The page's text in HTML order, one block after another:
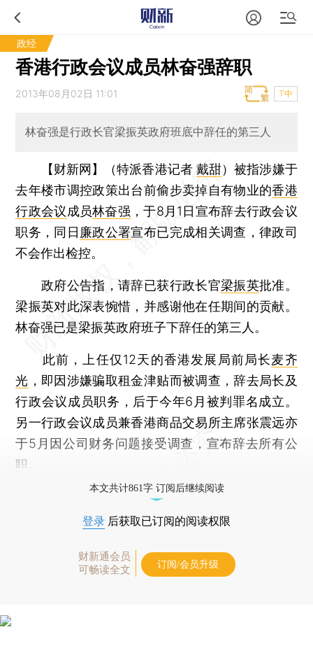
政经
香港行政会议成员林奋强辞职
2013年08月02日 11:01 T中
林奋强是行政长官梁振英政府班底中辞任的第三人
【财新网】（特派香港记者 戴甜）被指涉嫌于
去年楼市调控政策出台前偷步卖掉自有物业的香港
行政会议 成员林奋强 ，于8月1日宣布辞去行政会议
职务，同日 廉政公署宣布已完成相关调查，律政司
不会作出检控。
政府公告指，请辞已获行政长官梁振英批准。
梁振英对此深表惋惜，并感谢他在任期间的贡献。
林奋强已是梁振英政府班子下辞任的第三人。
此前，上任仅12天的香港发展局前局长麦齐
光 ，即因涉嫌骗取租金津贴而被调查，辞去局长及
行政会议成员职务，后于今年6月被判罪名成立。
另一行政会议成员兼香港商品交易所主席张震远亦
于5月因公司财务问题接受调查，宣布辞去所有公
职。
本文共计861字 订阅后继续阅读
登录 后获取已订阅的阅读权限
财新通会员
可畅读全文
订阅/会员升级